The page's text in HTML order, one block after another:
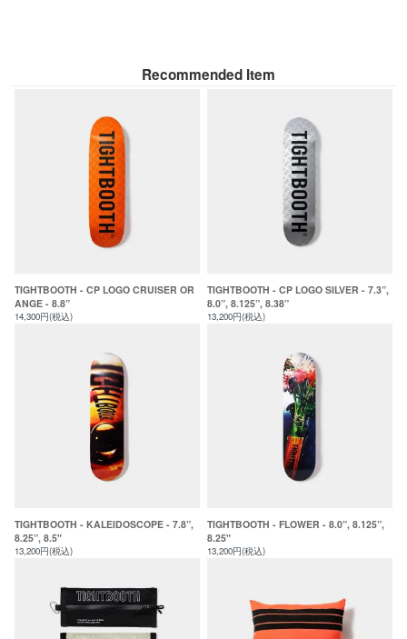
Recommended Item
TIGHTBOOTH - CP LOGO CRUISER OR
ANGE - 8.8”
14,300円(税込)
TIGHTBOOTH - CP LOGO SILVER - 7.3”,
8.0”, 8.125”, 8.38”
13,200円(税込)
TIGHTBOOTH - KALEIDOSCOPE - 7.8”,
8.25”, 8.5"
13,200円(税込)
TIGHTBOOTH - FLOWER - 8.0”, 8.125”,
8.25"
13,200円(税込)